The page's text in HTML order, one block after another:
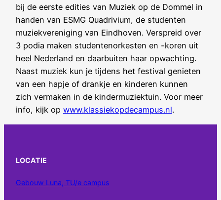
bij de eerste edities van Muziek op de Dommel in
handen van ESMG Quadrivium, de studenten
muziekvereniging van Eindhoven. Verspreid over
3 podia maken studentenorkesten en -koren uit
heel Nederland en daarbuiten haar opwachting.
Naast muziek kun je tijdens het festival genieten
van een hapje of drankje en kinderen kunnen
zich vermaken in de kindermuziektuin. Voor meer
info, kijk op www.klassiekopdecampus.nl.
LOCATIE
Gebouw Luna, TU/e campus